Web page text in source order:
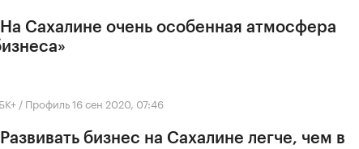
Сахалине очень особенная атмосфера
/ Профиль16 сен 2020, 07:46
бизнес на Сахалине легче, чем в